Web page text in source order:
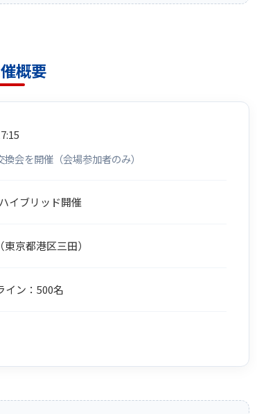
概要
会を開催（会場参加者のみ）
イブリッド開催
京都港区三田）
イン：500名